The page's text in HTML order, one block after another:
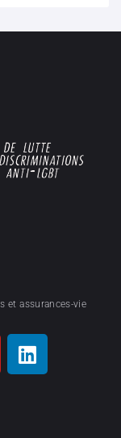
et assurances-vie